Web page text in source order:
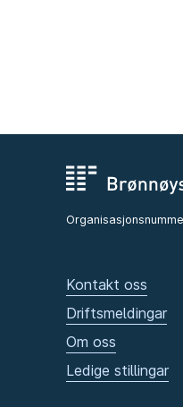
Kontakt oss
Driftsmeldingar
Om oss
Ledige stillingar